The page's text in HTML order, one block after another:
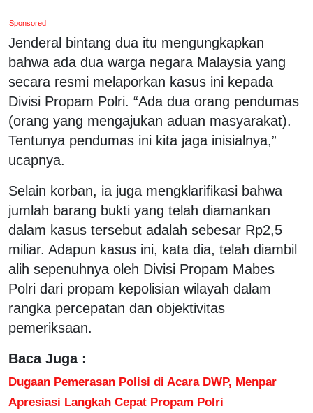
Sponsored
Jenderal bintang dua itu mengungkapkan
bahwa ada dua warga negara Malaysia yang
secara resmi melaporkan kasus ini kepada
Divisi Propam Polri. “Ada dua orang pendumas
(orang yang mengajukan aduan masyarakat).
Tentunya pendumas ini kita jaga inisialnya,”
ucapnya.
Selain korban, ia juga mengklarifikasi bahwa
jumlah barang bukti yang telah diamankan
dalam kasus tersebut adalah sebesar Rp2,5
miliar. Adapun kasus ini, kata dia, telah diambil
alih sepenuhnya oleh Divisi Propam Mabes
Polri dari propam kepolisian wilayah dalam
rangka percepatan dan objektivitas
pemeriksaan.
Baca Juga :
Dugaan Pemerasan Polisi di Acara DWP, Menpar
Apresiasi Langkah Cepat Propam Polri